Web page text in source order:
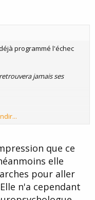
programmé l'échec
jamais ses
que ce
elle
pour aller
n'a cependant